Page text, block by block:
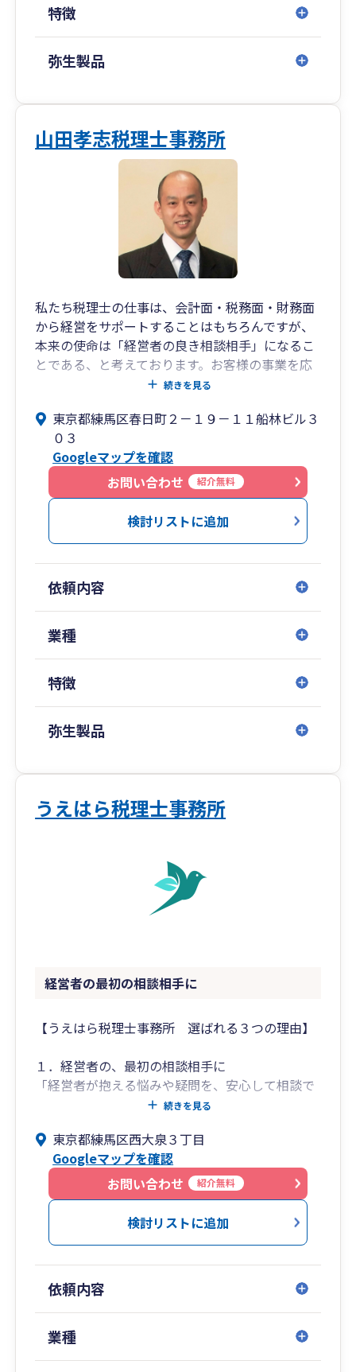
特徴
弥生製品
山田孝志税理士事務所
私たち税理士の仕事は、会計面・税務面・財務面
から経営をサポートすることはもちろんですが、
本来の使命は「経営者の良き相談相手」になるこ
とである、と考えております。お客様の事業を応
援・サポートして、共に事業を成長させる税理士
そのために、経営のことはもちろん、事業と関係
のないことでもなんでも話せる会計事務所、敷居
が低く、気さくに相談できる事務所を目指してい
新規に事業を開業する起業家の皆さんと共に私自
身の事務所も成長していきたいと考えています。
続きを見る
東京都練馬区春日町２－１９－１１船林ビル３
０３
Googleマップを確認
お問い合わせ
紹介無料
検討リストに追加
依頼内容
業種
特徴
弥生製品
うえはら税理士事務所
経営者の最初の相談相手に
【うえはら税理士事務所 選ばれる３つの理由】
１．経営者の、最初の相談相手に
「経営者が抱える悩みや疑問を、安心して相談で
きるパートナーになりたい」
る、そして解決していく。」
それが私たちの願いです。
皆様にとって身近な専門家として、最初にご相談
いただける良好な関係性を築いていき、二人三脚
でビジネス成功のサポートをしていきます。
当事務所では、クラウド会計サービスやITツー
ル、WEB会議などを効率良く活用することで、
「オンラインで完結する、安心の税務サービス」
続きを見る
東京都練馬区西大泉３丁目
Googleマップを確認
お問い合わせ
紹介無料
検討リストに追加
依頼内容
業種